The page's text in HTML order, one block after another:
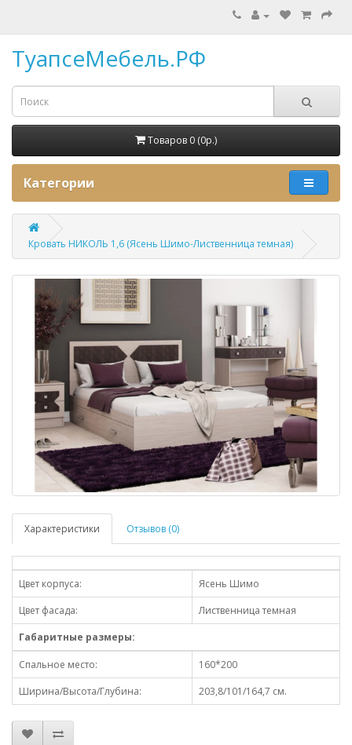
ТуапсеМебель.РФ
Товаров 0 (0p.)
Категории
Кровать НИКОЛЬ 1,6 (Ясень Шимо-Лиственница темная)
Характеристики Отзывов (0)
Цвет корпуса:
Ясень Шимо
Цвет фасада:
Лиственница темная
Габаритные размеры:
Спальное место:
160*200
Ширина/Высота/Глубина:
203,8/101/164,7 см.